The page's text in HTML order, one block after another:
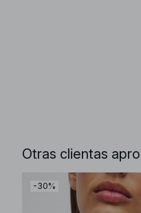
Otras clientas
-30%